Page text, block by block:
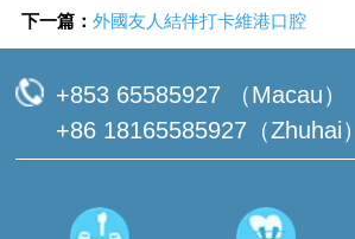
下一篇： 外國友人結伴打卡維港口腔
+853 65585927 （Macau）
+86 18165585927（Zhuhai）